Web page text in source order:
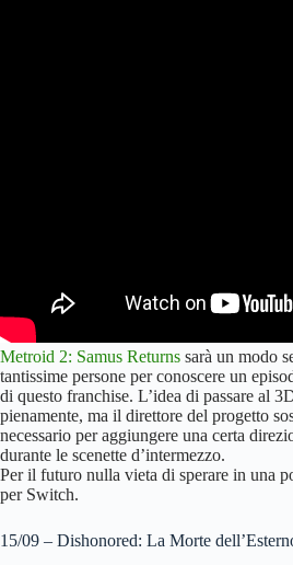
Metroid 2: Samus Returns sarà un modo
tantissime persone per conoscere un
di questo franchise. L’idea di passare al
pienamente, ma il direttore del progetto
necessario per aggiungere una certa
durante le scenette d’intermezzo.
Per il futuro nulla vieta di sperare in una
per Switch.
15/09 – Dishonored: La Morte